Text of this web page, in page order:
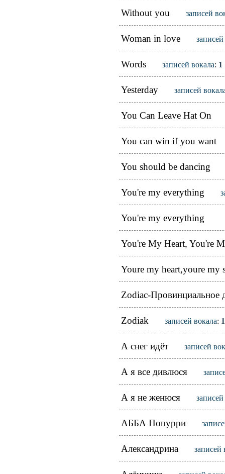
Without you записей
Woman in love
Words записей вокала: 1
Yesterday записей
You Can Leave Hat On
You can win if you want
You should be dancing
You're my everything
You're my everything
You're My Heart, You're
Youre my heart,youre my
Zodiac-Провинциальное
Zodiak записей вокала: 1
А снег идёт записей
А я все дивлюся
А я не женюся
АББА Попурри
Александрина записей